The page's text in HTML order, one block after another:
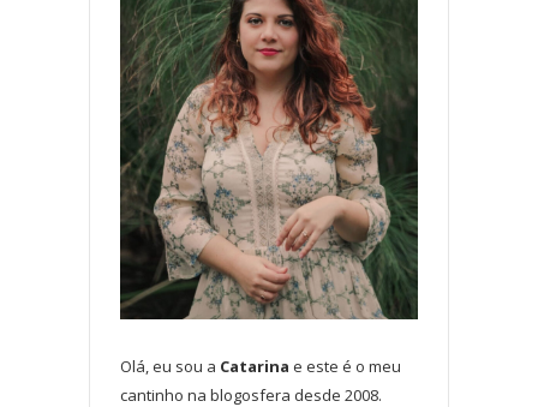
Olá, eu sou a Catarina e este é o meu
cantinho na blogosfera desde 2008.